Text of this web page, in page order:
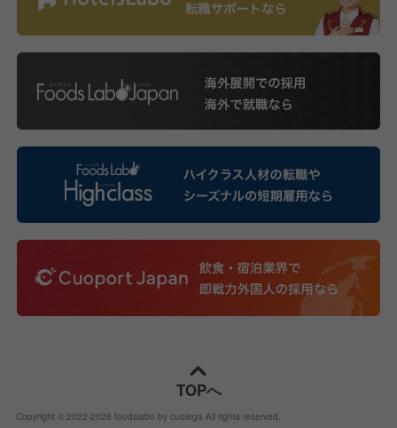
TOPへ
Copyright © 2022-2026 foodslabo by cuolega All rights reserved.